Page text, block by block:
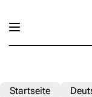
Startseite